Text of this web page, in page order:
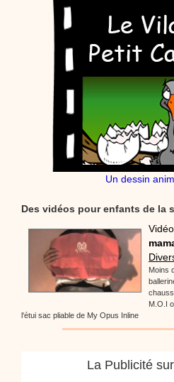
Un dessin
Des vidéos pour enfants de la
Vidéo
Moins
M.O.I
l'étui sac pliable de My Opus Inline
La Publicité